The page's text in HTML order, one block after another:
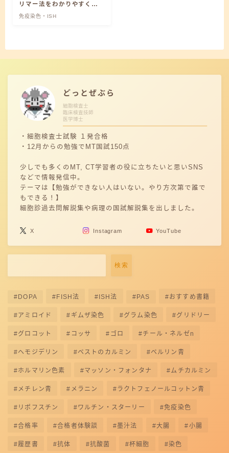
リマー法をわかりやすく解
説
免疫染色・ISH
どっとぜぶら
細胞検査士
臨床検査技師
医学博士
・細胞検査士試験 １発合格
・12月からの勉強でMT国試150点
少しでも多くのMT, CT学習者の役に立ちたいと思いSNS
などで情報発信中。
テーマは【勉強ができない人はいない。やり方次第で誰で
もできる！】
細胞診過去問解説集や病理の国試解説集を出しました。
X Instagram YouTube
検索
DOPA FISH法 ISH法 PAS おすすめ書籍
アミロイド ギムザ染色 グラム染色 グリドリー
グロコット コッサ ゴロ チール・ネルゼn
ヘモジデリン ベストのカルミン ベルリン青
ホルマリン色素 マッソン・フォンタナ ムチカルミン
メチレン青 メラニン ラクトフェノールコットン青
リポフスチン ワルチン・スターリー 免疫染色
合格率 合格者体験談 墨汁法 大腸 小腸
履歴書 抗体 抗酸菌 杯細胞 染色